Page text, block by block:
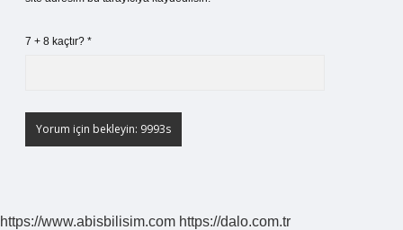
7 + 8 kaçtır? *
https://www.abisbilisim.com https://dalo.com.tr